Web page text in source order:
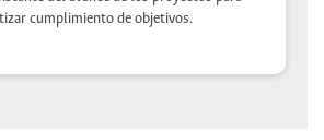
cumplimiento de objetivos.